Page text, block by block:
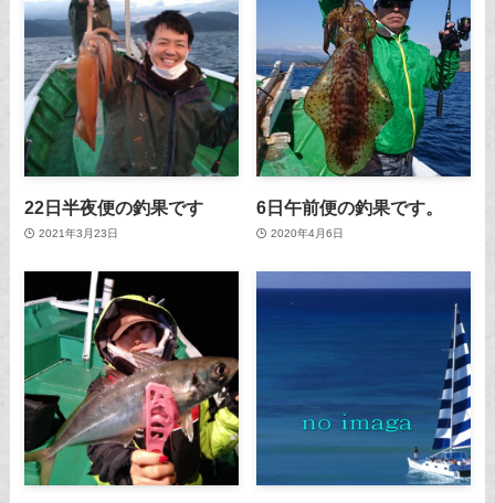
22日半夜便の釣果です
2021年3月23日
6日午前便の釣果です。
2020年4月6日